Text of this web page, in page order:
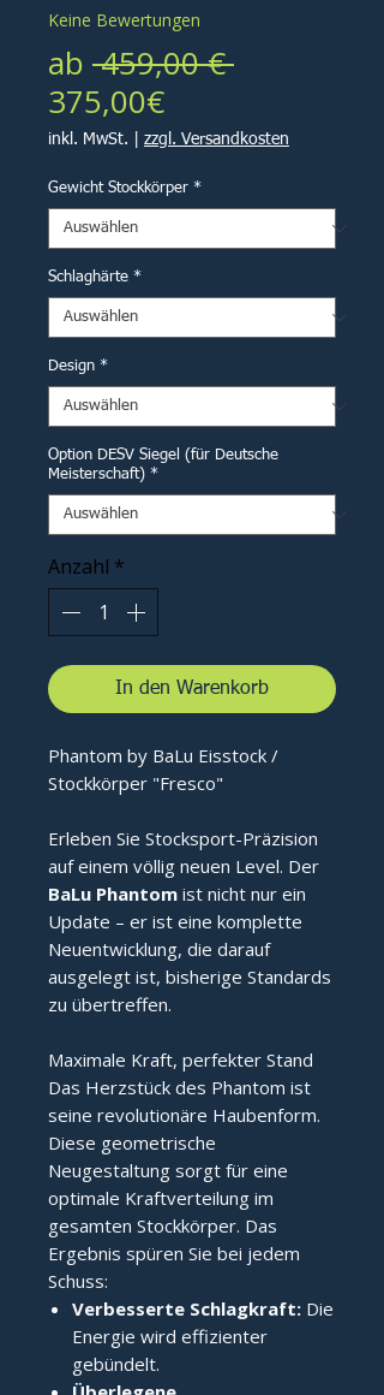
Keine Bewertungen
ab 459,00 €
375,00€Sale-
Preis
inkl. MwSt. zzgl. Versandkosten
Gewicht Stockkörper *
Schlaghärte *
Design *
Option DESV Siegel (für Deutsche
Meisterschaft) *
Anzahl *
In den Warenkorb
Phantom by BaLu Eisstock /
Stockkörper "Fresco"
Erleben Sie Stocksport-Präzision
auf einem völlig neuen Level. Der
BaLu Phantom ist nicht nur ein
Update – er ist eine komplette
Neuentwicklung, die darauf
ausgelegt ist, bisherige Standards
zu übertreffen.
Maximale Kraft, perfekter Stand
Das Herzstück des Phantom ist
seine revolutionäre Haubenform.
Diese geometrische
Neugestaltung sorgt für eine
optimale Kraftverteilung im
gesamten Stockkörper. Das
Ergebnis spüren Sie bei jedem
Schuss:
Verbesserte Schlagkraft: Die
Energie wird effizienter
gebündelt.